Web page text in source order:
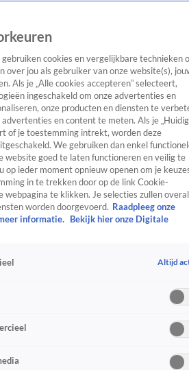
TV Algemeen
Tip
SpraakmakendRealityCrimeVideo's
cookies en vergelijkbare technieken
over jou als gebruiker van onze website(s),
Als je „Alle cookies accepteren” selecteert,
ingeschakeld om onze advertenties en
onze producten en diensten te
en content te meten. Als je
of je toestemming intrekt, worden deze
We gebruiken dan enkel
website goed te laten functioneren en veilig te
op ieder moment opnieuw openen om je
in te trekken door op de link Cookie-
webpagina te klikken. Je selecties zullen overal
worden doorgevoerd. Raadpleeg onze
informatie.
Bekijk hier onze Digitale
Altijd